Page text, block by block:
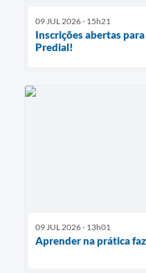
09 JUL 2026 - 15h21
Inscrições abertas
Predial!
09 JUL 2026 - 13h01
Aprender na prática